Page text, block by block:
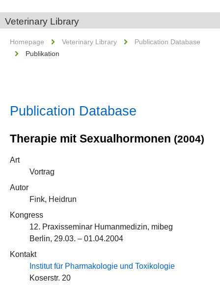
Veterinary Library
Homepage Veterinary Library
Publication Database
Publikation
Publication Database
Therapie mit Sexualhormonen (2004)
Art
Vortrag
Autor
Fink, Heidrun
Kongress
12. Praxisseminar Humanmedizin, mibeg
Berlin, 29.03. – 01.04.2004
Kontakt
Institut für Pharmakologie und Toxikologie
Koserstr. 20